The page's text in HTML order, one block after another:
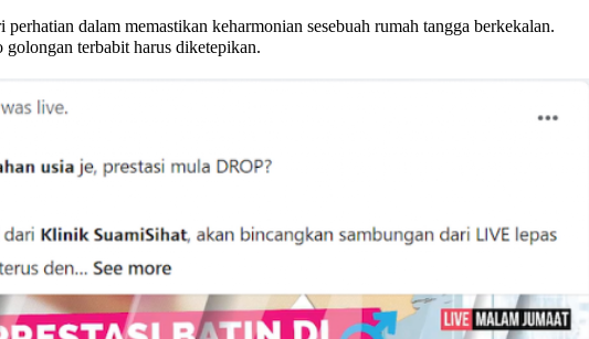
dalam memastikan keharmonian sesebuah rumah tangga berkekalan.
golongan terbabit harus diketepikan.